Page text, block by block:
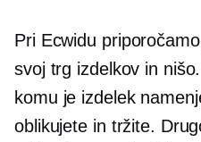
Pri Ecwidu
svoj trg izdelkov in
komu je izdelek
oblikujete in tržite.